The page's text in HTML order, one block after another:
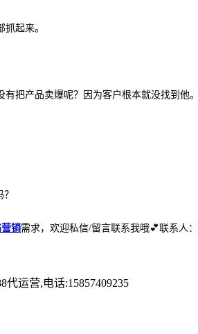
起来。
把产品卖爆呢？因为客户根本就没找到他。
销需求，欢迎私信/留言联系我哦💕联系人：
运营,电话:15857409235